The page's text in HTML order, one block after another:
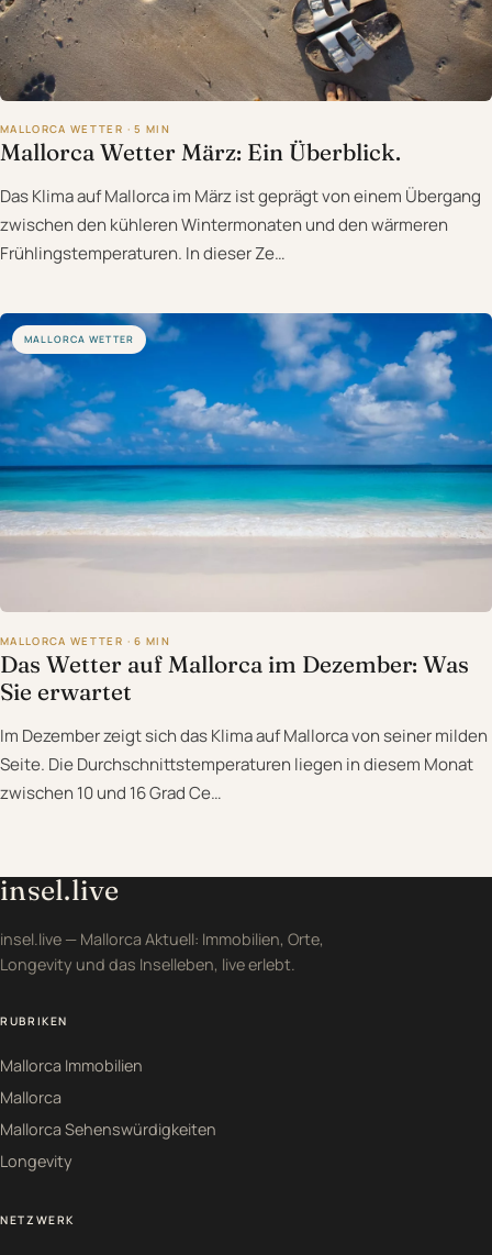
MALLORCA WETTER · 5 MIN
Mallorca Wetter März: Ein Überblick.
Das Klima auf Mallorca im März ist geprägt von einem Übergang
zwischen den kühleren Wintermonaten und den wärmeren
Frühlingstemperaturen. In dieser Ze…
MALLORCA WETTER
MALLORCA WETTER · 6 MIN
Das Wetter auf Mallorca im Dezember: Was
Sie erwartet
Im Dezember zeigt sich das Klima auf Mallorca von seiner milden
Seite. Die Durchschnittstemperaturen liegen in diesem Monat
zwischen 10 und 16 Grad Ce…
insel.live
insel.live — Mallorca Aktuell: Immobilien, Orte,
Longevity und das Inselleben, live erlebt.
RUBRIKEN
Mallorca Immobilien
Mallorca
Mallorca Sehenswürdigkeiten
Longevity
NETZWERK